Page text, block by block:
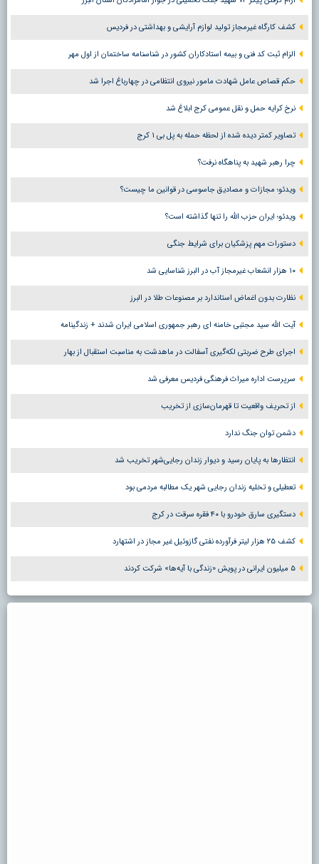
کشف کارگاه غیرمجاز تولید لوازم آرایشی و بهداشتی در فردیس
الزام ثبت کد فنی و بیمه استادکاران کشور در شناسنامه ساختمان از اول مهر
حکم قصاص عامل شهادت مامور نیروی انتظامی در چهارباغ اجرا شد
نرخ کرایه حمل و نقل عمومی کرج ابلاغ شد
تصاویر کمتر دیده شده از لحظه حمله به پل بی ۱ کرج
چرا رهبر شهید به پناهگاه نرفت؟
ویدئو؛ مجازات و مصادیق جاسوسی در قوانین ما چیست؟
ویدئو؛ ایران حزب الله را تنها گذاشته است؟
دستورات مهم پزشکیان برای شرایط جنگی
۱۰ هزار انشعاب غیرمجاز آب در البرز شناسایی شد
نظارت بدون اغماض استاندارد بر مصنوعات طلا در البرز
آیت الله سید مجتبی خامنه ای رهبر جمهوری اسلامی ایران شدند + زندگینامه
اجرای طرح ضربتی لکه‌گیری آسفالت در ماهدشت به مناسبت استقبال از بهار
سرپرست اداره میراث فرهنگی فردیس معرفی شد
از تحریف واقعیت تا قهرمان‌سازی از تخریب
دشمن توان جنگ ندارد
انتظارها به پایان رسید و دیوار زندان رجایی‌شهر تخریب شد
تعطیلی و تخلیه زندان رجایی شهر یک مطالبه مردمی بود
دستگیری سارق خودرو با ۴۰ فقره سرقت در کرج
کشف ۲۵ هزار لیتر فرآورده نفتی گازوئیل غیر مجاز در اشتهارد
۵ میلیون ایرانی در پویش «زندگی با آیه‌ها» شرکت کردند